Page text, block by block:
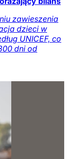
zawieszenia
dzieci w
UNICEF, co
dni od